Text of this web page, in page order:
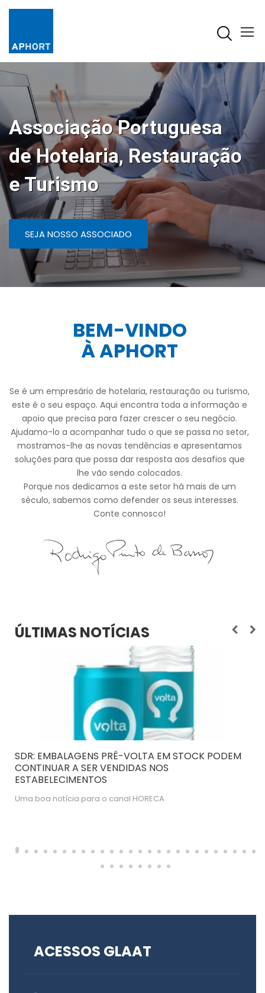
Associação Portuguesa
de Hotelaria, Restauração
e Turismo
SEJA NOSSO ASSOCIADO
BEM-VINDO
À APHORT
Se é um empresário de hotelaria, restauração ou turismo,
este é o seu espaço. Aqui encontra toda a informação e
apoio que precisa para fazer crescer o seu negócio.
Ajudamo-lo a acompanhar tudo o que se passa no setor,
mostramos-lhe as novas tendências e apresentamos
soluções para que possa dar resposta aos desafios que
lhe vão sendo colocados.
Porque nos dedicamos a este setor há mais de um
século, sabemos como defender os seus interesses.
Conte connosco!
ÚLTIMAS NOTÍCIAS
SDR: EMBALAGENS PRÉ-VOLTA EM STOCK PODEM
CONTINUAR A SER VENDIDAS NOS
ESTABELECIMENTOS
Uma boa notícia para o canal HORECA
ACESSOS GLAAT